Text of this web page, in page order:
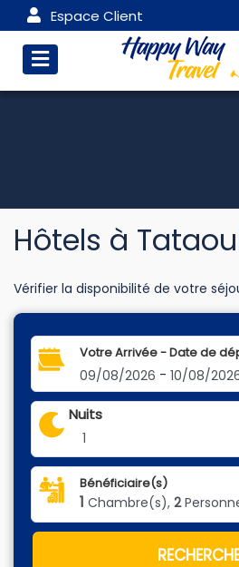
Espace Client
Hôtels à
Vérifier la disponibilité de votre
Votre Arrivée - Date de
09/08/2026 - 10/08/
Nuits
1
Bénéficiaire(s)
1 Chambre(s), 2